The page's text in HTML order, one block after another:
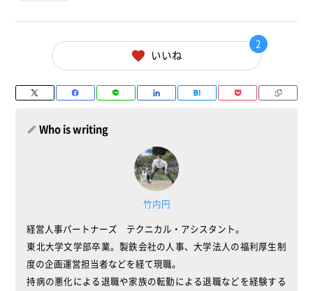
いいね
2
Who is writing
竹内円
経営人事パートナーズ テクニカル・アシスタント。
東北大学文学部卒業。製鉄会社の人事、大学法人の福利厚生制
度の企画運営担当者などを経て現職。
持病の悪化による退職や家族の転勤による退職などを経験する